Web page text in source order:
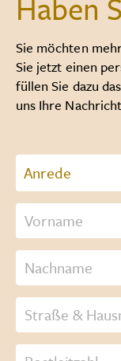
Haben
Sie möchten
Sie jetzt einen
füllen Sie dazu
uns Ihre